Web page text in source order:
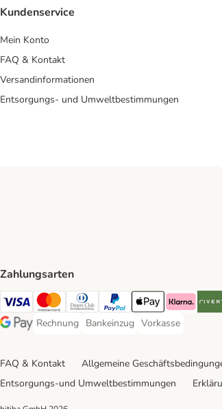
Kundenservice
Mein Konto
FAQ & Kontakt
Versandinformationen
Entsorgungs- und Umweltbestimmungen
Zahlungsarten
Visa Payment Method
Mastercard Payment Method
Diners Club Payment Method
PayPal Payment Method
Apple Pay Payment
Klarna
Google Pay Payment Method
Rechnung
Rechnung Payment Method
Bankeinzug
Bankeinzug Payment Method
Vorkasse
Vorkasse Payment
FAQ & Kontakt Allgemeine
Entsorgungs-und Umweltbestimmungen